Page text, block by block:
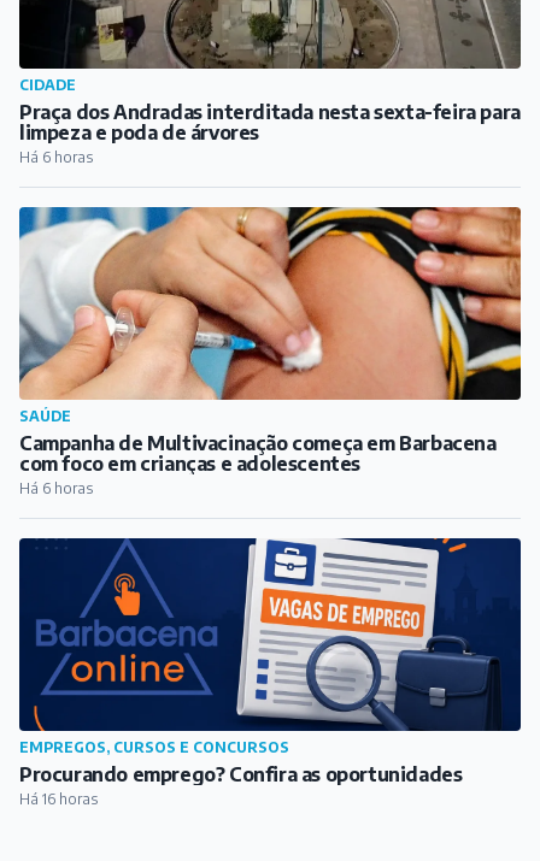
CIDADE
Praça dos Andradas interditada nesta sexta-feira para
limpeza e poda de árvores
Há 6 horas
SAÚDE
Campanha de Multivacinação começa em Barbacena
com foco em crianças e adolescentes
Há 6 horas
EMPREGOS, CURSOS E CONCURSOS
Procurando emprego? Confira as oportunidades
Há 16 horas